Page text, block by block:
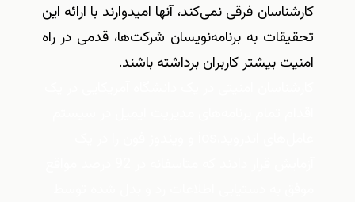
کارشناسان فرقی نمی‌کند، آنها امیدوارند با ارائه این
تحقیقات به برنامه‌نویسان شرکت‌ها، قدمی در راه
امنیت بیشتر کاربران برداشته باشند.